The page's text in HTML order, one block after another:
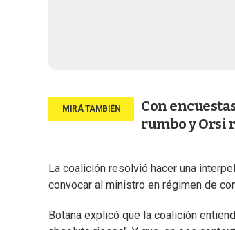
Con
rumbo y Orsi
La coalición resolvió hacer una
convocar al ministro en régimen de
Botana explicó que la coalición